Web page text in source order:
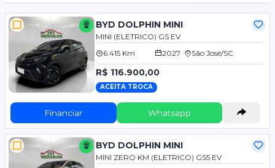
BYD DOLPHIN MINI
MINI (ELETRICO) GS EV
6.415 Km
2027 São José/SC
R$ 116.900,00
ACEITA TROCA
Financiar Whatsapp
BYD DOLPHIN MINI
MINI ZERO KM (ELETRICO) GS5 EV